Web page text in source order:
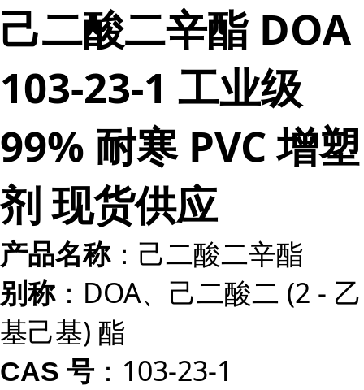
己二酸二辛酯 DOA
103-23-1 工业级
99% 耐寒 PVC 增塑
剂 现货供应
产品名称：己二酸二辛酯
别称：DOA、己二酸二 (2 - 乙
基己基) 酯
CAS 号 ：103-23-1